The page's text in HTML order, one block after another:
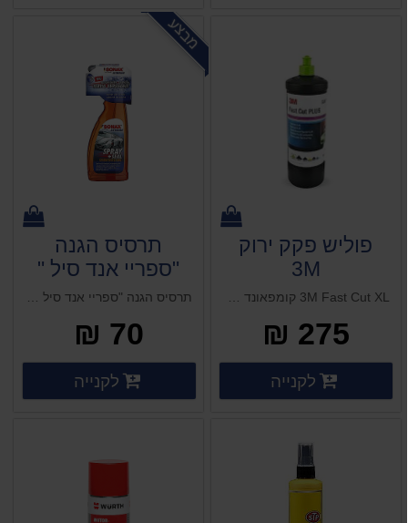
פוליש פקק ירוק
3M
275 ₪
פרטים נוספים פרטים נוספים לקנייה
מבצע
תרסיס הגנה
"ספריי אנד סיל "
SONAX
70 ₪
פרטים נוספים
לקנייה